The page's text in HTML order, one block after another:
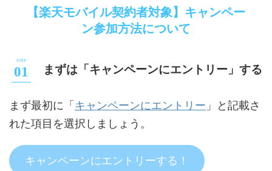
【楽天モバイル契約者対象】キャンペー
ン参加方法について
まずは「キャンペーンにエントリー」する
まず最初に「 キャンペーンにエントリー 」と記載さ
れた項目を選択しましょう。
キャンペーンにエントリーする！